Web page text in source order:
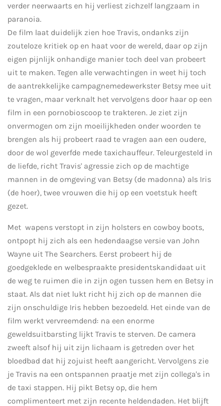
verder neerwaarts en hij verliest zichzelf langzaam in
paranoia.
De film laat duidelijk zien hoe Travis, ondanks zijn
zouteloze kritiek op en haat voor de wereld, daar op zijn
eigen pijnlijk onhandige manier toch deel van probeert
uit te maken. Tegen alle verwachtingen in weet hij toch
de aantrekkelijke campagnemedewerkster Betsy mee uit
te vragen, maar verknalt het vervolgens door haar op een
film in een pornobioscoop te trakteren. Je ziet zijn
onvermogen om zijn moeilijkheden onder woorden te
brengen als hij probeert raad te vragen aan een oudere,
door de wol geverfde mede taxichauffeur. Teleurgesteld in
de liefde, richt Travis' agressie zich op de machtige
mannen in de omgeving van Betsy (de madonna) als Iris
(de hoer), twee vrouwen die hij op een voetstuk heeft
gezet.
Met wapens verstopt in zijn holsters en cowboy boots,
ontpopt hij zich als een hedendaagse versie van John
Wayne uit The Searchers. Eerst probeert hij de
goedgeklede en welbespraakte presidentskandidaat uit
de weg te ruimen die in zijn ogen tussen hem en Betsy in
staat. Als dat niet lukt richt hij zich op de mannen die
zijn onschuldige Iris hebben bezoedeld. Het einde van de
film werkt vervreemdend: na een enorme
geweldsuitbarsting lijkt Travis te sterven. De camera
zweeft alsof hij uit zijn lichaam is getreden over het
bloedbad dat hij zojuist heeft aangericht. Vervolgens zie
je Travis na een ontspannen praatje met zijn collega's in
de taxi stappen. Hij pikt Betsy op, die hem
complimenteert met zijn recente heldendaden. Het blijft